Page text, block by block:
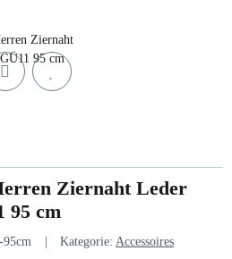
Ziernaht Leder
95 cm
95cm Kategorie: Accessoires